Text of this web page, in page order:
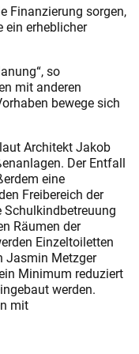
Finanzierung sorgen,
ein erheblicher
so
mit anderen
bewege sich
Architekt Jakob
Der Entfall
eine
Freibereich der
Schulkindbetreuung
Räumen der
Einzeltoiletten
Jasmin Metzger
Minimum reduziert
werden.
mit